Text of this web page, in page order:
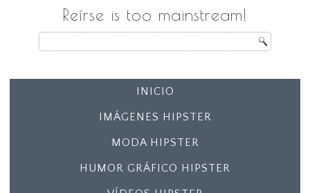
Reírse is too mainstream!
INICIO
IMÁGENES HIPSTER
MODA HIPSTER
HUMOR GRÁFICO HIPSTER